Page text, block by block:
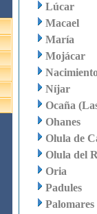
Lúcar
Macael
María
Mojácar
Níjar
Ocaña
Ohanes
Olula de
Olula del
Oria
Padules